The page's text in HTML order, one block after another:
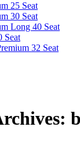
25 Seat
30 Seat
Long 40 Seat
Seat
32 Seat